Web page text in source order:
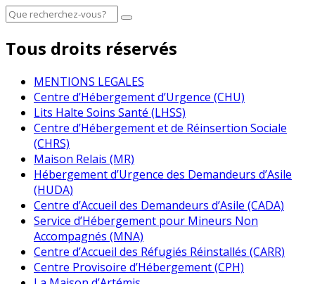
Tous droits réservés
MENTIONS LEGALES
Centre d’Hébergement d’Urgence (CHU)
Lits Halte Soins Santé (LHSS)
Centre d’Hébergement et de Réinsertion Sociale
(CHRS)
Maison Relais (MR)
Hébergement d’Urgence des Demandeurs d’Asile
(HUDA)
Centre d’Accueil des Demandeurs d’Asile (CADA)
Service d’Hébergement pour Mineurs Non
Accompagnés (MNA)
Centre d’Accueil des Réfugiés Réinstallés (CARR)
Centre Provisoire d’Hébergement (CPH)